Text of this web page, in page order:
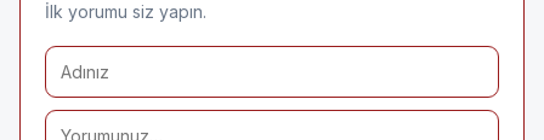
İlk yorumu siz yapın.